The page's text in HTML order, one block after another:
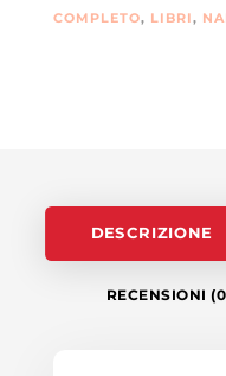
CARL
COMPLETO, LIBRI,
DESCRIZIONE
RECENSIONI